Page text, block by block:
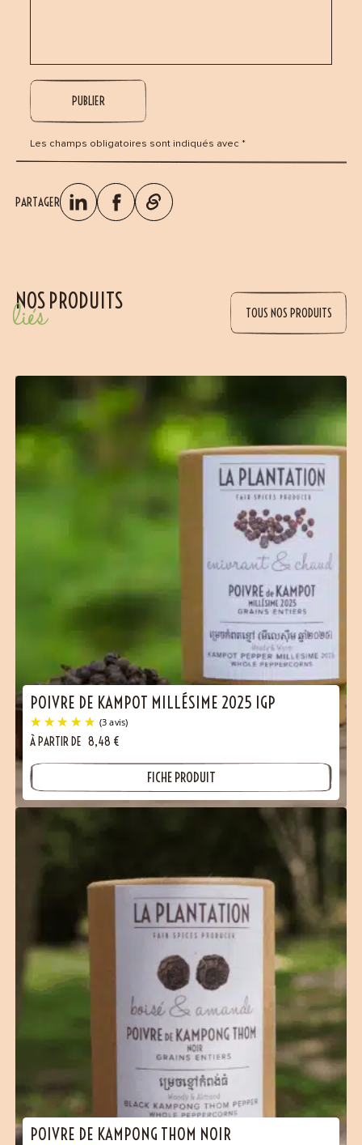
Les champs obligatoires sont indiqués avec *
PARTAGER
NOS PRODUITS
liés TOUS NOS PRODUITS
POIVRE DE KAMPOT MILLÉSIME 2025 IGP
À PARTIR DE 8,48 €
FICHE PRODUIT
POIVRE DE KAMPONG THOM NOIR